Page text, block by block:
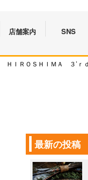
店舗案内 SNS
ＨＩＲＯＳＨＩＭＡ ３’ｒ
最新の投稿